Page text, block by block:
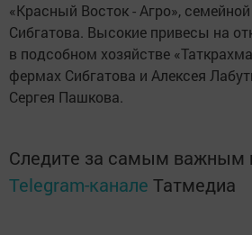
«Красный Восток - Агро»,
Сибгатова. Высокие привесы на
в подсобном хозяйстве
фермах Сибгатова и Алексея
Сергея Пашкова.
Следите за самым важным
Telegram-канале Татмедиа